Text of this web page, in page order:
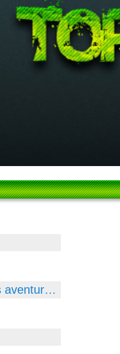
Loïs et Clark, les nouvelles aventures de Superman